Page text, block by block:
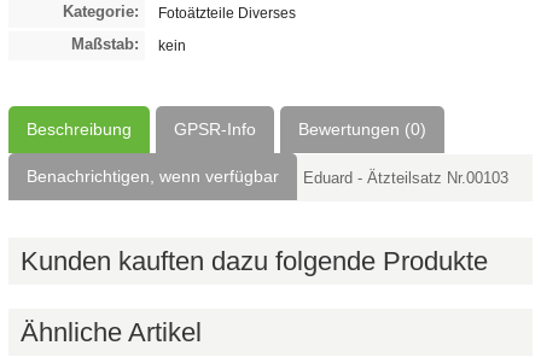
Kategorie: Fotoätzteile Diverses
Maßstab: kein
Beschreibung GPSR-Info Bewertungen (0)
Benachrichtigen, wenn verfügbar Eduard - Ätzteilsatz Nr.00103
Kunden kauften dazu folgende Produkte
Ähnliche Artikel